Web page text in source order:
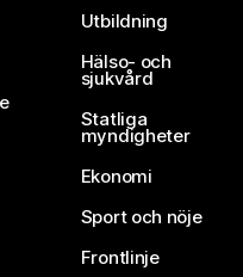
Utbildning
Hälso- och
sjukvård
Statliga
myndigheter
Ekonomi
Sport och nöje
Frontlinje